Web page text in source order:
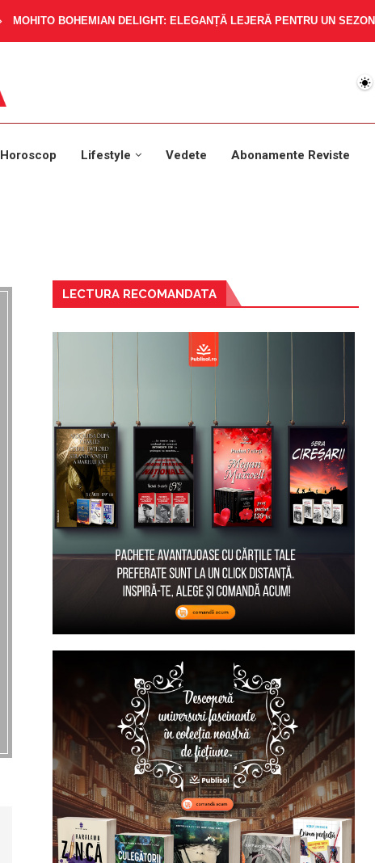
MOHITO BOHEMIAN DELIGHT: ELEGANȚĂ LEJERĂ PENTRU UN
Horoscop Lifestyle Vedete Abonamente Reviste
LECTURA RECOMANDATA